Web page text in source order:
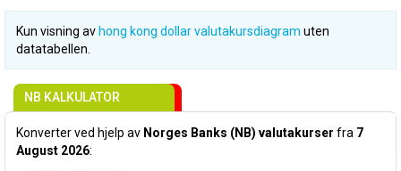
Kun visning av hong kong dollar valutakursdiagram uten
datatabellen.
NB KALKULATOR
Konverter ved hjelp av Norges Banks (NB) valutakurser fra 7
August 2026: